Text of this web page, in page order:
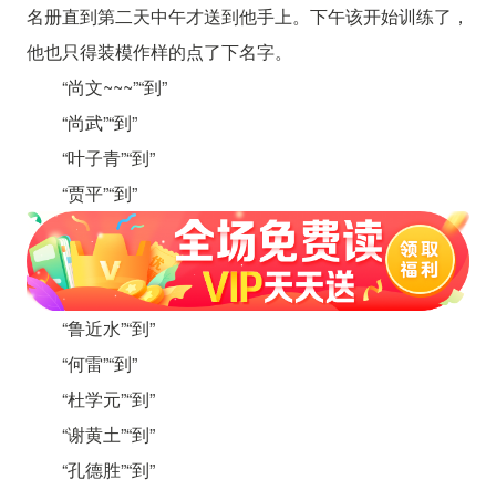
名册直到第二天中午才送到他手上。下午该开始训练了，
他也只得装模作样的点了下名字。
“尚文~~~”“到”
“尚武”“到”
“叶子青”“到”
“贾平”“到”
“鲁近水”“到”
“何雷”“到”
“杜学元”“到”
“谢黄土”“到”
“孔德胜”“到”